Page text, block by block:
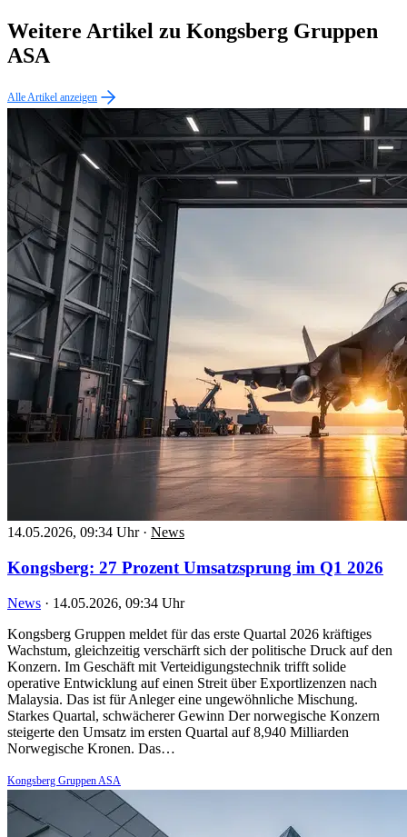
Weitere Artikel zu Kongsberg Gruppen
ASA
Alle Artikel anzeigen
14.05.2026, 09:34 Uhr · News
Kongsberg: 27 Prozent Umsatzsprung im Q1 2026
News · 14.05.2026, 09:34 Uhr
Kongsberg Gruppen meldet für das erste Quartal 2026 kräftiges
Wachstum, gleichzeitig verschärft sich der politische Druck auf den
Konzern. Im Geschäft mit Verteidigungstechnik trifft solide
operative Entwicklung auf einen Streit über Exportlizenzen nach
Malaysia. Das ist für Anleger eine ungewöhnliche Mischung.
Starkes Quartal, schwächerer Gewinn Der norwegische Konzern
steigerte den Umsatz im ersten Quartal auf 8,940 Milliarden
Norwegische Kronen. Das…
Kongsberg Gruppen ASA